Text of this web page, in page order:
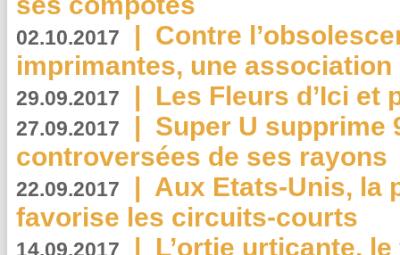
02.10.2017 | Contre
imprimantes, une
29.09.2017 | Les Fleurs d’Ici et
27.09.2017 | Super U supprime
controversées de ses rayons
22.09.2017 | Aux Etats-Unis, la
favorise les circuits-courts
14.09.2017 | L’ortie urticante,